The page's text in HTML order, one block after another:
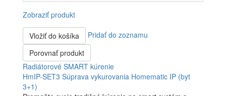
Zobraziť produkt
Vložiť do košíka
Pridať do zoznamu
Porovnať produkt
Radiátorové SMART kúrenie
HmIP-SET3 Súprava vykurovania Homematic IP (byt
3+1)